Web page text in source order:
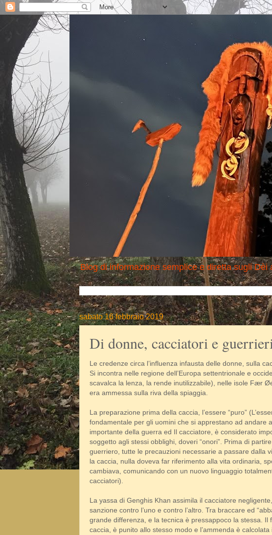
Blog di informazione semplice e diretta sugli
sabato 16 febbraio 2019
Di donne, cacciatori e
Le credenze circa l’influenza infausta delle donne, sulla
Si incontra nelle regione dell’Europa settentrionale e
scavalca la lenza, la rende inutilizzabile), nelle isole Fær
era ammessa sulla riva della spiaggia.
La preparazione prima della caccia, l’essere “puro”
fondamentale per gli uomini che si apprestano ad andare
importante della guerra ed Il cacciatore, è considerato
soggetto agli stessi obblighi, doveri “onori”. Prima di
guerriero, tutte le precauzioni necessarie a passare dalla
la caccia, nulla doveva far riferimento alla vita ordinaria,
cambiava, comunicando con un nuovo linguaggio
cacciatori).
La yassa di Genghis Khan assimila il cacciatore
sanzione contro l’uno e contro l’altro. Tra braccare ed
grande differenza, e la tecnica è pressappoco la stessa.
caccia, è punito allo stesso modo e l’ammenda è